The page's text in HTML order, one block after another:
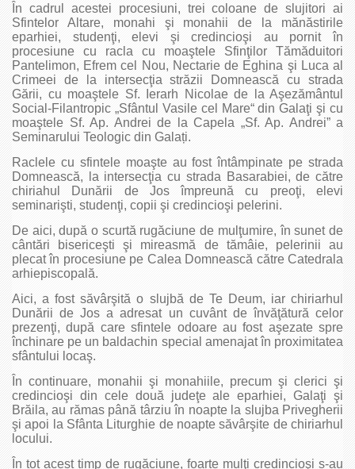
În cadrul acestei procesiuni, trei coloane de slujitori ai
Sfintelor Altare, monahi şi monahii de la mănăstirile
eparhiei, studenţi, elevi şi credincioşi au pornit în
procesiune cu racla cu moaştele Sfinţilor Tămăduitori
Pantelimon, Efrem cel Nou, Nectarie de Eghina şi Luca al
Crimeei de la intersecţia străzii Domnească cu strada
Gării, cu moaştele Sf. Ierarh Nicolae de la Aşezământul
Social-Filantropic „Sfântul Vasile cel Mare“ din Galaţi şi cu
moaştele Sf. Ap. Andrei de la Capela „Sf. Ap. Andrei” a
Seminarului Teologic din Galați.
Raclele cu sfintele moaşte au fost întâmpinate pe strada
Domnească, la intersecţia cu strada Basarabiei, de către
chiriahul Dunării de Jos împreună cu preoţi, elevi
seminarişti, studenţi, copii şi credincioşi pelerini.
De aici, după o scurtă rugăciune de mulţumire, în sunet de
cântări bisericeşti şi mireasmă de tămâie, pelerinii au
plecat în procesiune pe Calea Domnească către Catedrala
arhiepiscopală.
Aici, a fost săvârşită o slujbă de Te Deum, iar chiriarhul
Dunării de Jos a adresat un cuvânt de învăţătură celor
prezenţi, după care sfintele odoare au fost aşezate spre
închinare pe un baldachin special amenajat în proximitatea
sfântului locaş.
În continuare, monahii şi monahiile, precum şi clerici şi
credincioşi din cele două judeţe ale eparhiei, Galaţi şi
Brăila, au rămas până târziu în noapte la slujba Privegherii
şi apoi la Sfânta Liturghie de noapte săvârşite de chiriarhul
locului.
În tot acest timp de rugăciune, foarte mulţi credincioşi s-au